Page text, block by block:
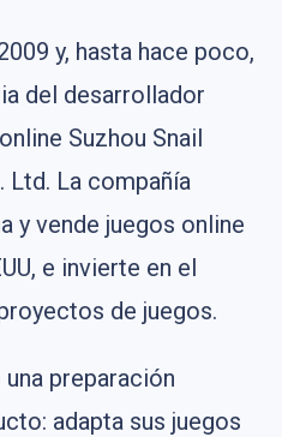
y, hasta hace poco,
del desarrollador
Suzhou Snail
Ltd. La compañía
y vende juegos online
e invierte en el
de juegos.
preparación
adapta sus juegos